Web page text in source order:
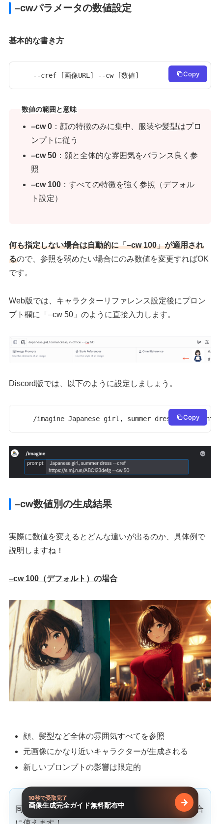
–cwパラメータの数値設定
基本的な書き方
--cref [画像URL] --cw [数値] Copy
数値の範囲と意味
–cw 0 ：顔の特徴のみに集中、服装や髪型はプロ
ンプトに従う
–cw 50 ：顔と全体的な雰囲気をバランス良く参
照
–cw 100 ：すべての特徴を強く参照（デフォル
ト設定）
何も指定しない場合は自動的に「–cw 100」が適用され
るので、参照を弱めたい場合にのみ数値を変更すればOK
です。
Web版では、キャラクターリファレンス設定後にプロン
プト欄に「–cw 50」のように直接入力します。
Discord版では、以下のように設定しましょう。
/imagine Japanese girl, summer dress --cref
Copy
–cw数値別の生成結果
実際に数値を変えるとどんな違いが出るのか、具体例で
説明しますね！
–cw 100（デフォルト）の場合
顔、髪型など全体の雰囲気すべてを参照
元画像にかなり近いキャラクターが生成される
新しいプロンプトの影響は限定的
同じキャラクターでポーズや背景だけを変えたい場合
10秒で受取完了
画像生成完全ガイド無料配布中 無料で受け
→